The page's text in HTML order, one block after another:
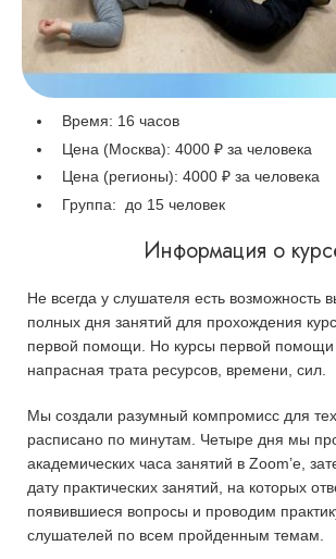
Время: 16 часов
Цена (Москва): 4000 ₽ за человека
Цена (регионы): 4000 ₽ за человека
Группа:
до 15 человек
Информация о
Не всегда у слушателя есть возможность
полных дня занятий для прохождения
первой помощи. Но курсы первой помощи
напрасная трата ресурсов, времени, сил.
Мы создали разумный компромисс для
расписано по минутам. Четыре дня мы
академических часа занятий в Zoom’е,
дату практических занятий, на которых
появившиеся вопросы и проводим
слушателей по всем пройденным темам.